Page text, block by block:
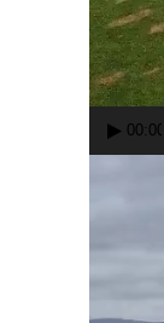
00:00